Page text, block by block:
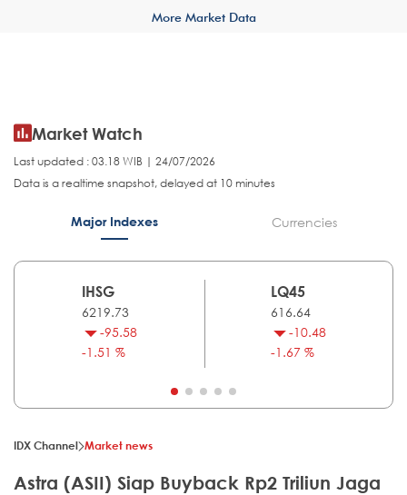
More Market Data
Market Watch
Last updated : 03.18 WIB | 24/07/2026
Data is a realtime snapshot, delayed at 10 minutes
Major Indexes Currencies
IHSG
6219.73
-95.58
-1.51 %
LQ45
616.64
-10.48
-1.67 %
IDX Channel Market news
Astra (ASII) Siap Buyback Rp2 Triliun Jaga